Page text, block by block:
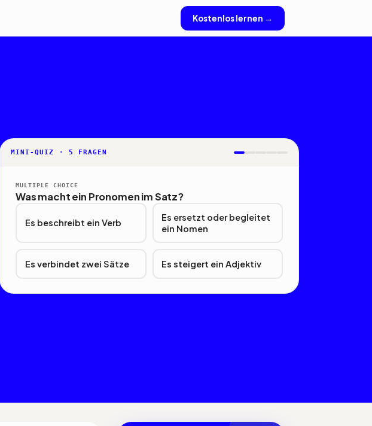
Kostenlos lernen →
MINI-QUIZ · 5 FRAGEN
MULTIPLE CHOICE
Was macht ein Pronomen im Satz?
Es beschreibt ein Verb
Es ersetzt oder begleitet
ein Nomen
Es verbindet zwei Sätze Es steigert ein Adjektiv